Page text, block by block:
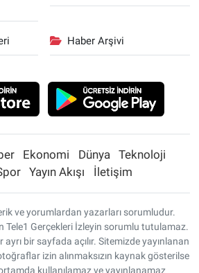
Haber Arşivi
Ekonomi Dünya
Teknoloji
Yayın Akışı İletişim
ve yorumlardan yazarları sorumludur.
Tele1 Gerçekleri İzleyin sorumlu tutulamaz.
bir sayfada açılır. Sitemizde yayınlanan
izin alınmaksızın kaynak gösterilse
kullanılamaz ve yayınlanamaz